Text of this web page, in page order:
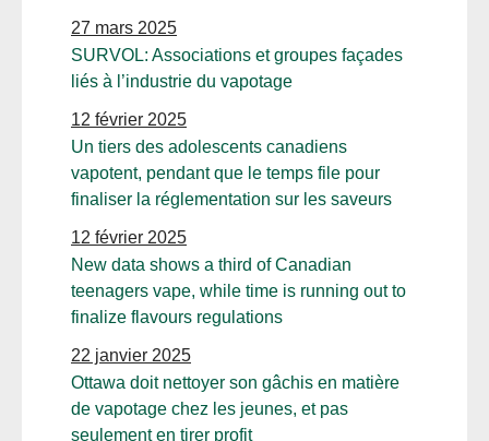
27 mars 2025
SURVOL: Associations et groupes façades
liés à l’industrie du vapotage
12 février 2025
Un tiers des adolescents canadiens
vapotent, pendant que le temps file pour
finaliser la réglementation sur les saveurs
12 février 2025
New data shows a third of Canadian
teenagers vape, while time is running out to
finalize flavours regulations
22 janvier 2025
Ottawa doit nettoyer son gâchis en matière
de vapotage chez les jeunes, et pas
seulement en tirer profit